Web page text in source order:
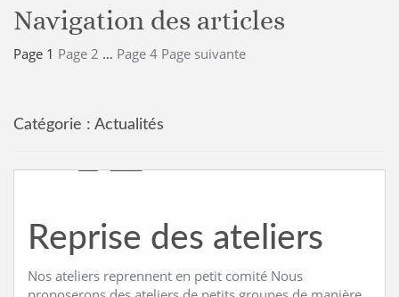
Navigation des articles
Page 1 Page 2 … Page 4 Page suivante
Catégorie : Actualités
Reprise des ateliers
Nos ateliers reprennent en petit comité Nous